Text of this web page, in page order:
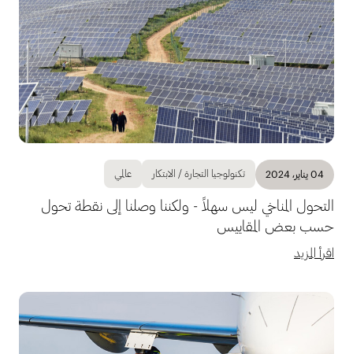
04 يناير، 2024 تكنولوجيا التجارة / الابتكار عالمي
التحول المناخي ليس سهلاً - ولكننا وصلنا إلى نقطة تحول
حسب بعض المقاييس
اقرأ المزيد